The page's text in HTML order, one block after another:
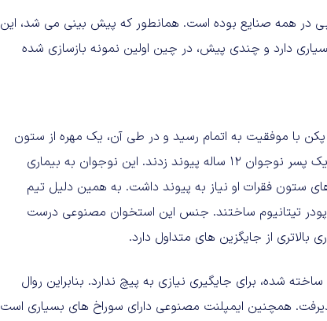
در همه صنایع بوده است. همانطور که پیش بینی می شد، این
دارد و چندی پیش، در چین اولین نمونه بازسازی شده
در پکن با موفقیت به اتمام رسید و در طی آن، یک مهره از ستون
فقرات ساخته شده توسط فن آوری چاپ سه بعدی، به بدن یک پسر نوجوان ۱۲ ساله پیوند زدند. این نوجوان به بیماری
ستون فقرات او نیاز به پیوند داشت. به همین دلیل تیم
پودر تیتانیوم ساختند. جنس این استخوان مصنوعی درست
بالاتری از جایگزین های متداول دارد.
شده، برای جایگیری نیازی به پیچ ندارد. بنابراین روال
همچنین ایمپلنت مصنوعی دارای سوراخ های بسیاری است